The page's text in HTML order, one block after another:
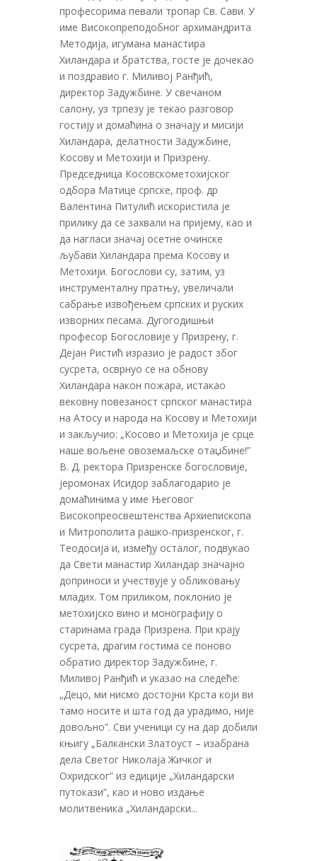
професорима певали тропар Св. Сави. У
име Високопреподобног архимандрита
Методија, игумана манастира
Хиландара и братства, госте је дочекао
и поздравио г. Миливој Ранђић,
директор Задужбине. У свечаном
салону, уз трпезу је текао разговор
гостију и домаћина о значају и мисији
Хиландара, делатности Задужбине,
Косову и Метохији и Призрену.
Председница Косовскометохијског
одбора Матице српске, проф. др
Валентина Питулић искористила је
прилику да се захвали на пријему, као и
да нагласи значај осетне очинске
љубави Хиландара према Косову и
Метохији. Богослови су, затим, уз
инструменталну пратњу, увеличали
сабрање извођењем српских и руских
изворних песама. Дугогодишњи
професор Богословије у Призрену, г.
Дејан Ристић изразио је радост због
сусрета, осврнуо се на обнову
Хиландара након пожара, истакао
вековну повезаност српског манастира
на Атосу и народа на Косову и Метохији
и закључио: „Косово и Метохија је срце
наше вољене овоземаљске отаџбине!”
В. Д. ректора Призренске богословије,
јеромонах Исидор заблагодарио је
домаћинима у име Његовог
Високопреосвештенства Архиепископа
и Митрополита рашко-призренског, г.
Теодосија и, између осталог, подвукао
да Свети манастир Хиландар значајно
доприноси и учествује у обликовању
младих. Том приликом, поклонио је
метохијско вино и монографију о
старинама града Призрена. При крају
сусрета, драгим гостима се поново
обратио директор Задужбине, г.
Миливој Ранђић и указао на следеће:
„Децо, ми нисмо достојни Крста који ви
тамо носите и шта год да урадимо, није
довољно”. Сви ученици су на дар добили
књигу „Балкански Златоуст – изабрана
дела Светог Николаја Жичког и
Охридског” из едиције „Хиландарски
путокази”, као и ново издање
молитвеника „Хиландарски...